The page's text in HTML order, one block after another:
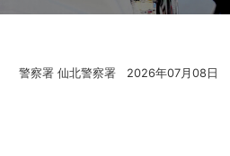
警察署 仙北警察署 2026年07月08日